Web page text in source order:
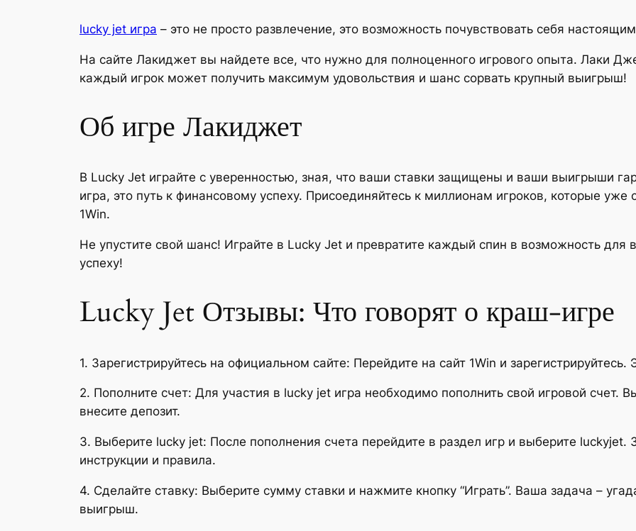
lucky jet игра – это не просто развлечение, это возможность почувствовать себя
На сайте Лакиджет вы найдете все, что нужно для полноценного игрового опыта. Лаки
каждый игрок может получить максимум удовольствия и шанс сорвать крупный выигрыш!
Об игре Лакиджет
В Lucky Jet играйте с уверенностью, зная, что ваши ставки защищены и ваши выигрыши
игра, это путь к финансовому успеху. Присоединяйтесь к миллионам игроков, которые
1Win.
Не упустите свой шанс! Играйте в Lucky Jet и превратите каждый спин в возможность
успеху!
Lucky Jet Отзывы: Что говорят о краш-игре
1. Зарегистрируйтесь на официальном сайте: Перейдите на сайт 1Win и зарегистрируйтесь.
2. Пополните счет: Для участия в lucky jet игра необходимо пополнить свой игровой счет.
внесите депозит.
3. Выберите lucky jet: После пополнения счета перейдите в раздел игр и выберите
инструкции и правила.
4. Сделайте ставку: Выберите сумму ставки и нажмите кнопку “Играть”. Ваша задача –
выигрыш.